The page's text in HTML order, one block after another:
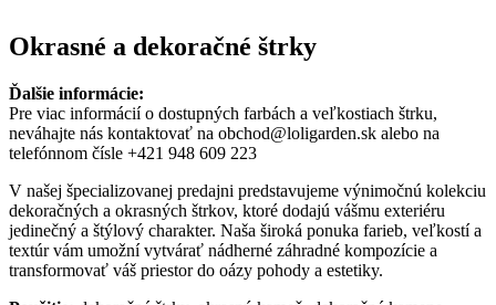
Okrasné a dekoračné štrky
Ďalšie informácie:
Pre viac informácií o dostupných farbách a veľkostiach štrku,
neváhajte nás kontaktovať na obchod@loligarden.sk alebo na
telefónnom čísle +421 948 609 223
V našej špecializovanej predajni predstavujeme výnimočnú kolekciu
dekoračných a okrasných štrkov, ktoré dodajú vášmu exteriéru
jedinečný a štýlový charakter. Naša široká ponuka farieb, veľkostí a
textúr vám umožní vytvárať nádherné záhradné kompozície a
transformovať váš priestor do oázy pohody a estetiky.